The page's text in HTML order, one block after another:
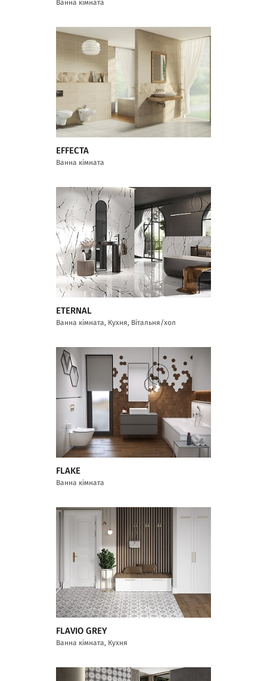
Ванна кімната
EFFECTA
Ванна кімната
ETERNAL
Ванна кімната, Кухня, Вітальня/хол
FLAKE
Ванна кімната
FLAVIO GREY
Ванна кімната, Кухня